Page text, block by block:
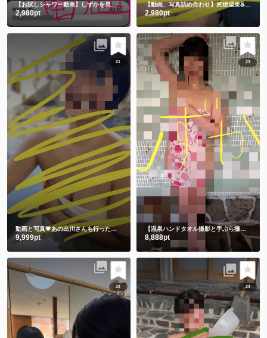
【お試しシャワー動画】しずかを見つけてくれてありがとう🫶
2,980pt 2,980pt
21
動画と写真💗あの出川さんも行った温泉 3年前の私です🫣 スマホの中に埋もれてました😋
9,999pt
23
【温泉ハンドタオル撮影と手ぶら撮影】撮りたてホヤホヤ💕今のしずかを見て下さい💗
8,888pt
22 23